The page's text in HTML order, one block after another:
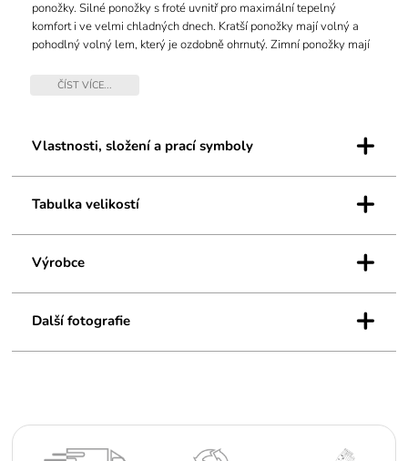
ponožky. Silné ponožky s froté uvnitř pro maximální tepelný
komfort i ve velmi chladných dnech. Kratší ponožky mají volný a
pohodlný volný lem, který je ozdobně ohrnutý. Zimní ponožky mají
Maximální tepelný komfort je díky podílu vlny, ponožky jsou
ČÍST VÍCE...
Vlastnosti, složení a prací symboly +
Tabulka velikostí +
Výrobce +
Další fotografie +